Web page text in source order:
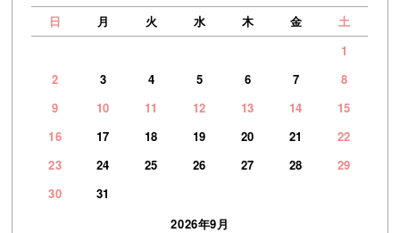
日
月 火 水 木 金
土
1
2
3 4 5 6 7
8
9
10 11 12 13 14
15
16
17 18 19 20 21
22
23
24 25 26 27 28
29
30
31
2026年9月